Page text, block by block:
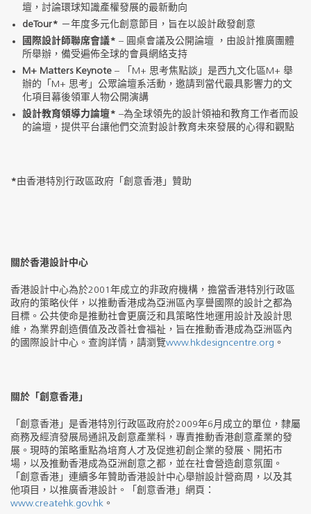
壇，討論環球知識產權發展的最新動向
deTour* －年度多元化創意節目，旨在以設計啟發創意
國際設計師聯席會議* – 圓桌會議及公開論壇 ，由設計推廣團體
所舉辦，備受遍佈全球的會員網絡支持
M+ Matters Keynote – 「M+ 思考焦點談」是西九文化區M+ 舉
辦的「M+ 思考」公眾論壇系活動，邀請到當代最具影響力的文
化項目幕後領軍人物公開演講
設計教育領導力論壇* –為全球領先的設計領袖和教育工作者而設
的論壇，提供平台讓他們交流對設計教育未來發展的心得和觀點
*由香港特別行政區政府「創意香港」贊助
關於香港設計中心
香港設計中心為於2001年成立的非政府機構，擔當香港特別行政區
政府的策略伙伴，以推動香港成為亞洲區內享譽國際的設計之都為
目標。公共使命是推動社會更廣泛和具策略性地運用設計及設計思
維，為業界創造價值及改善社會福祉，旨在推動香港成為亞洲區內
的國際設計中心。查詢詳情，請瀏覽www.hkdesigncentre.org 。
關於「創意香港」
「創意香港」是香港特別行政區政府於2009年6月成立的單位，隸屬
商務及經濟發展局通訊及創意產業科，專責推動香港創意產業的發
展。現時的策略重點為培育人才及促進初創企業的發展、開拓市
場，以及推動香港成為亞洲創意之都，並在社會營造創意氛圍。
「創意香港」連續多年贊助香港設計中心舉辦設計營商周，以及其
他項目，以推廣香港設計。「創意香港」網頁：
www.createhk.gov.hk 。